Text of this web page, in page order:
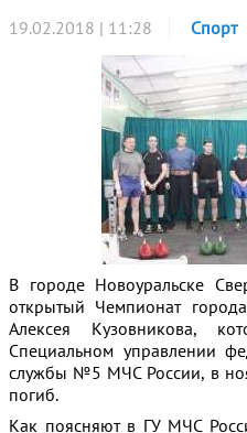
19.02.2018 | 11:28 Спорт
В городе Новоуральске
открытый Чемпионат
Алексея Кузовникова,
Специальном управлении
службы №5 МЧС России, в
погиб.
Как поясняют в ГУ МЧС